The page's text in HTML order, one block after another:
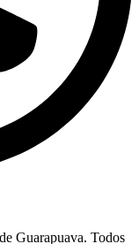
Guarapuava. Todos